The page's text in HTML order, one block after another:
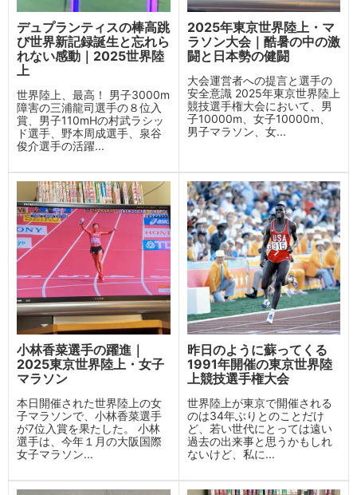
デュプランティスの棒高跳
び世界新記録誕生と忘れら
れない感動｜2025世界陸
上
世界陸上、最高！ 男子3000m
障害の三浦龍司選手の８位入
賞、男子110mHの村武ラシッ
ド選手、野本周成選手、泉谷
俊介選手の活躍...
2025年東京世界陸上・マ
ラソン大会｜酷暑の中の激
闘と日本勢の健闘
大会運営者への提言と選手の
安全意識 2025年東京世界陸上
競技選手権大会において、男
子10000m、女子10000m、
男子マラソン、女...
小林香菜選手の躍進｜
2025東京世界陸上・女子
マラソン
本日開催された世界陸上の女
子マラソンで、小林香菜選手
が7位入賞を果たした。 小林
選手は、今年１月の大阪国際
女子マラソン...
昨日のように蘇ってくる
1991年開催の東京世界陸
上競技選手権大会
世界陸上が東京で開催される
のは34年ぶりとのことだけ
ど、若い世代にとっては遠い
過去の出来事と思うかもしれ
ないけど、私に...